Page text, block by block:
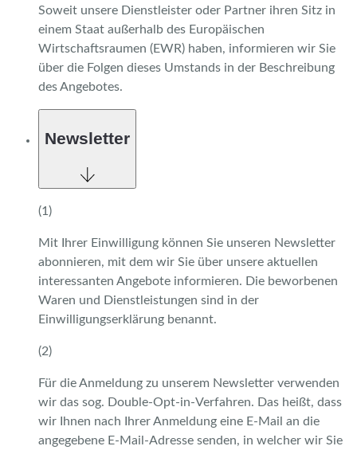
Soweit unsere Dienstleister oder Partner ihren Sitz in
einem Staat außerhalb des Europäischen
Wirtschaftsraumen (EWR) haben, informieren wir Sie
über die Folgen dieses Umstands in der Beschreibung
des Angebotes.
Newsletter
(1)
Mit Ihrer Einwilligung können Sie unseren Newsletter
abonnieren, mit dem wir Sie über unsere aktuellen
interessanten Angebote informieren. Die beworbenen
Waren und Dienstleistungen sind in der
Einwilligungserklärung benannt.
(2)
Für die Anmeldung zu unserem Newsletter verwenden
wir das sog. Double-Opt-in-Verfahren. Das heißt, dass
wir Ihnen nach Ihrer Anmeldung eine E-Mail an die
angegebene E-Mail-Adresse senden, in welcher wir Sie